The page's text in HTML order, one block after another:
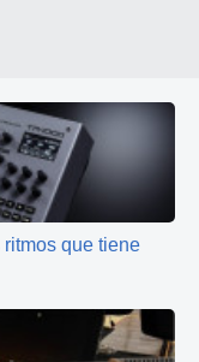
que tiene